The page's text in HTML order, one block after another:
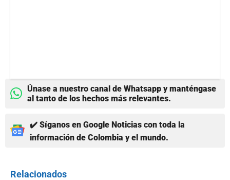
Únase a nuestro canal de Whatsapp y manténgase
al tanto de los hechos más relevantes.
✔️ Síganos en Google Noticias con toda la
información de Colombia y el mundo.
Relacionados